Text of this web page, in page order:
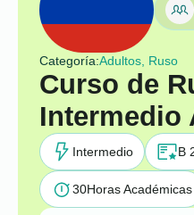
Categoría:Adultos, Ruso
Curso de
Intermedio
Intermedio B
30Horas Académicas